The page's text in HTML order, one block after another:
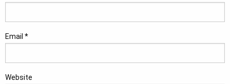
Email *
Website